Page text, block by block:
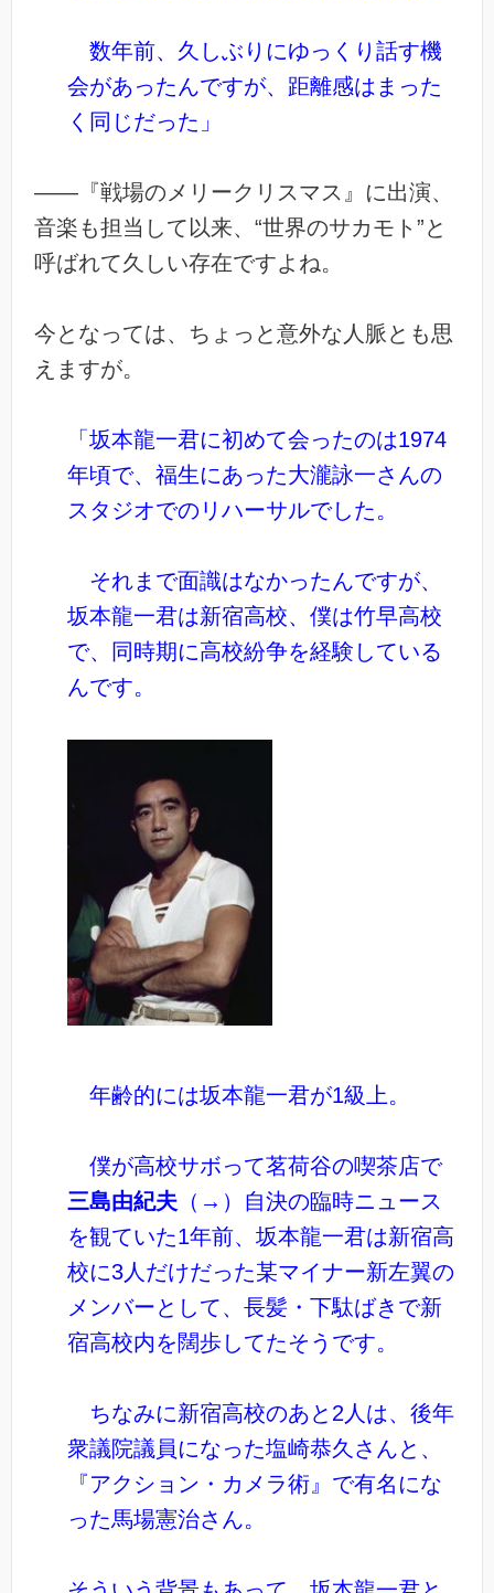
数年前、久しぶりにゆっくり話す機
会があったんですが、距離感はまった
く同じだった」
――『戦場のメリークリスマス』に出演、
音楽も担当して以来、“世界のサカモト”と
呼ばれて久しい存在ですよね。
今となっては、ちょっと意外な人脈とも思
えますが。
「坂本龍一君に初めて会ったのは1974
年頃で、福生にあった大瀧詠一さんの
スタジオでのリハーサルでした。
それまで面識はなかったんですが、
坂本龍一君は新宿高校、僕は竹早高校
で、同時期に高校紛争を経験している
んです。
年齢的には坂本龍一君が1級上。
僕が高校サボって茗荷谷の喫茶店で
三島由紀夫 （→）自決の臨時ニュース
を観ていた1年前、坂本龍一君は新宿高
校に3人だけだった某マイナー新左翼の
メンバーとして、長髪・下駄ばきで新
宿高校内を闊歩してたそうです。
ちなみに新宿高校のあと2人は、後年
衆議院議員になった塩崎恭久さんと、
『アクション・カメラ術』で有名にな
った馬場憲治さん。